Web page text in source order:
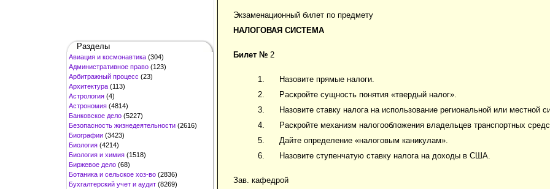
Разделы
Авиация и космонавтика (304)
Административное право (123)
Арбитражный процесс (23)
Архитектура (113)
Астрология (4)
Астрономия (4814)
Банковское дело (5227)
Безопасность жизнедеятельности (2616)
Биографии (3423)
Биология (4214)
Биология и химия (1518)
Биржевое дело (68)
Ботаника и сельское хоз-во (2836)
Бухгалтерский учет и аудит (8269)
Экзаменационный билет по предмету
НАЛОГОВАЯ СИСТЕМА
Билет № 2
Назовите прямые налоги.
Раскройте сущность понятия «твердый налог».
Назовите ставку налога на использование региональной или местной
Раскройте механизм налогообложения владельцев транспортных
Дайте определение «налоговым каникулам».
Назовите ступенчатую ставку налога на доходы в США.
Зав. кафедрой